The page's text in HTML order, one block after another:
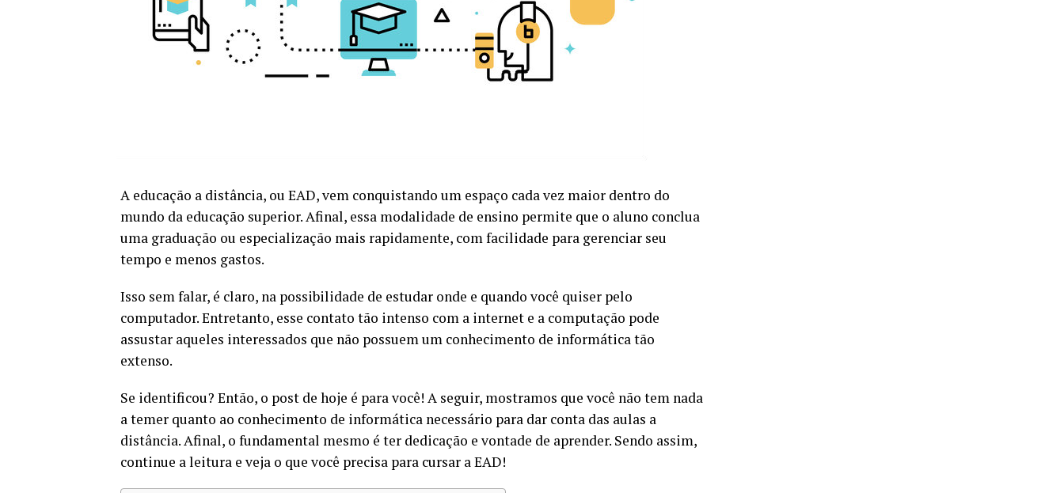
A educação a distância, ou EAD, vem conquistando um espaço cada vez maior dentro do
mundo da educação superior. Afinal, essa modalidade de ensino permite que o aluno conclua
uma graduação ou especialização mais rapidamente, com facilidade para gerenciar seu
tempo e menos gastos.
Isso sem falar, é claro, na possibilidade de estudar onde e quando você quiser pelo
computador. Entretanto, esse contato tão intenso com a internet e a computação pode
assustar aqueles interessados que não possuem um conhecimento de informática tão
extenso.
Se identificou? Então, o post de hoje é para você! A seguir, mostramos que você não tem nada
a temer quanto ao conhecimento de informática necessário para dar conta das aulas a
distância. Afinal, o fundamental mesmo é ter dedicação e vontade de aprender. Sendo assim,
continue a leitura e veja o que você precisa para cursar a EAD!